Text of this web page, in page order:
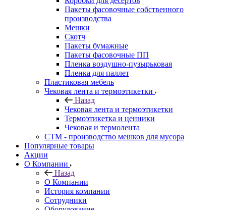
Пакеты фасовочные собственного
производства
Мешки
Скотч
Пакеты бумажные
Пакеты фасовочные ПП
Пленка воздушно-пузырьковая
Пленка для паллет
Пластиковая мебель
Чековая лента и термоэтикетки
Назад
Чековая лента и термоэтикетки
Термоэтикетка и ценники
Чековая и термолента
СТМ - производство мешков для мусора
Популярные товары
Акции
О Компании
Назад
О Компании
История компании
Сотрудники